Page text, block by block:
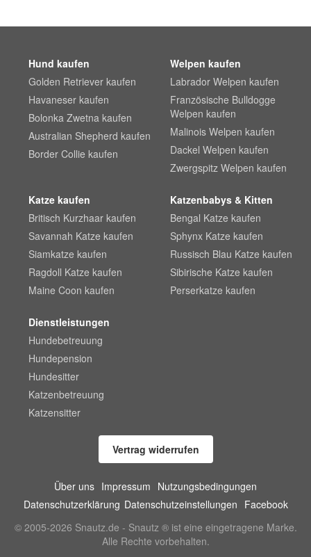
Hund kaufen
Golden Retriever kaufen
Havaneser kaufen
Bolonka Zwetna kaufen
Australian Shepherd kaufen
Border Collie kaufen
Welpen kaufen
Labrador Welpen kaufen
Französische Bulldogge
Welpen kaufen
Malinois Welpen kaufen
Dackel Welpen kaufen
Zwergspitz Welpen kaufen
Katze kaufen
Britisch Kurzhaar kaufen
Savannah Katze kaufen
Siamkatze kaufen
Ragdoll Katze kaufen
Maine Coon kaufen
Katzenbabys & Kitten
Bengal Katze kaufen
Sphynx Katze kaufen
Russisch Blau Katze kaufen
Sibirische Katze kaufen
Perserkatze kaufen
Dienstleistungen
Hundebetreuung
Hundepension
Hundesitter
Katzenbetreuung
Katzensitter
Vertrag widerrufen
Über uns Impressum Nutzungsbedingungen
Datenschutzerklärung Datenschutzeinstellungen Facebook
© 2005-2026 Snautz.de - Snautz ® ist eine eingetragene Marke.
Alle Rechte vorbehalten.